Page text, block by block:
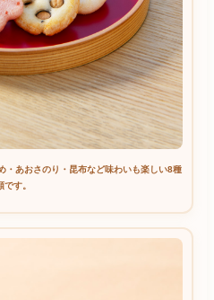
・あおさのり・昆布など味わいも楽しい8種
です。